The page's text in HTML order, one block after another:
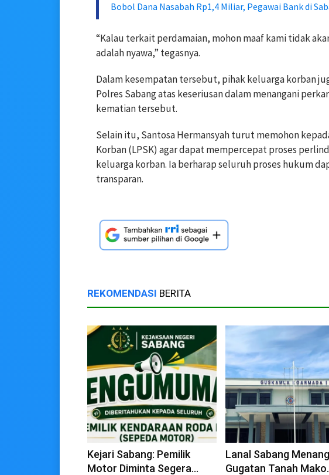
Bobol Dana Nasabah Rp1,4 Miliar, Pegawai Bank di
“Kalau terkait perdamaian, mohon maaf kami tidak
adalah nyawa,” tegasnya.
Dalam kesempatan tersebut, pihak keluarga korban
Polres Sabang atas keseriusan dalam menangani
kematian tersebut.
Selain itu, Santosa Hermansyah turut memohon
Korban (LPSK) agar dapat mempercepat proses
keluarga korban. Ia berharap seluruh proses hukum
transparan.
REKOMENDASI BERITA
Kejari Sabang: Pemilik
Motor Diminta Segera
Lanal Sabang
Gugatan Tanah Mako